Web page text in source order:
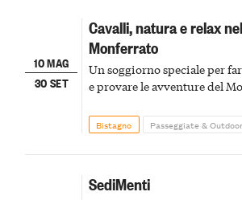
10 MAG
30 SET
Cavalli, natura e relax
Monferrato
Un soggiorno speciale per
e provare le avventure del
Bistagno Passeggiate &
SediMenti